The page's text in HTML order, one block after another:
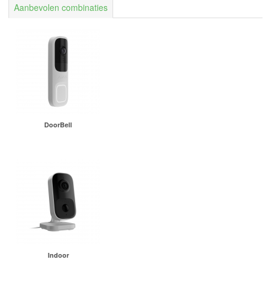
Aanbevolen combinaties
DoorBell
Indoor